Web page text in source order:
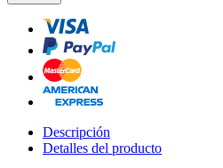
Descripción
Detalles del producto